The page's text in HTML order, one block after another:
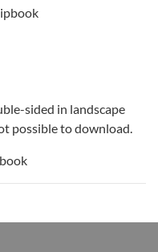
sided in landscape
possible to download.